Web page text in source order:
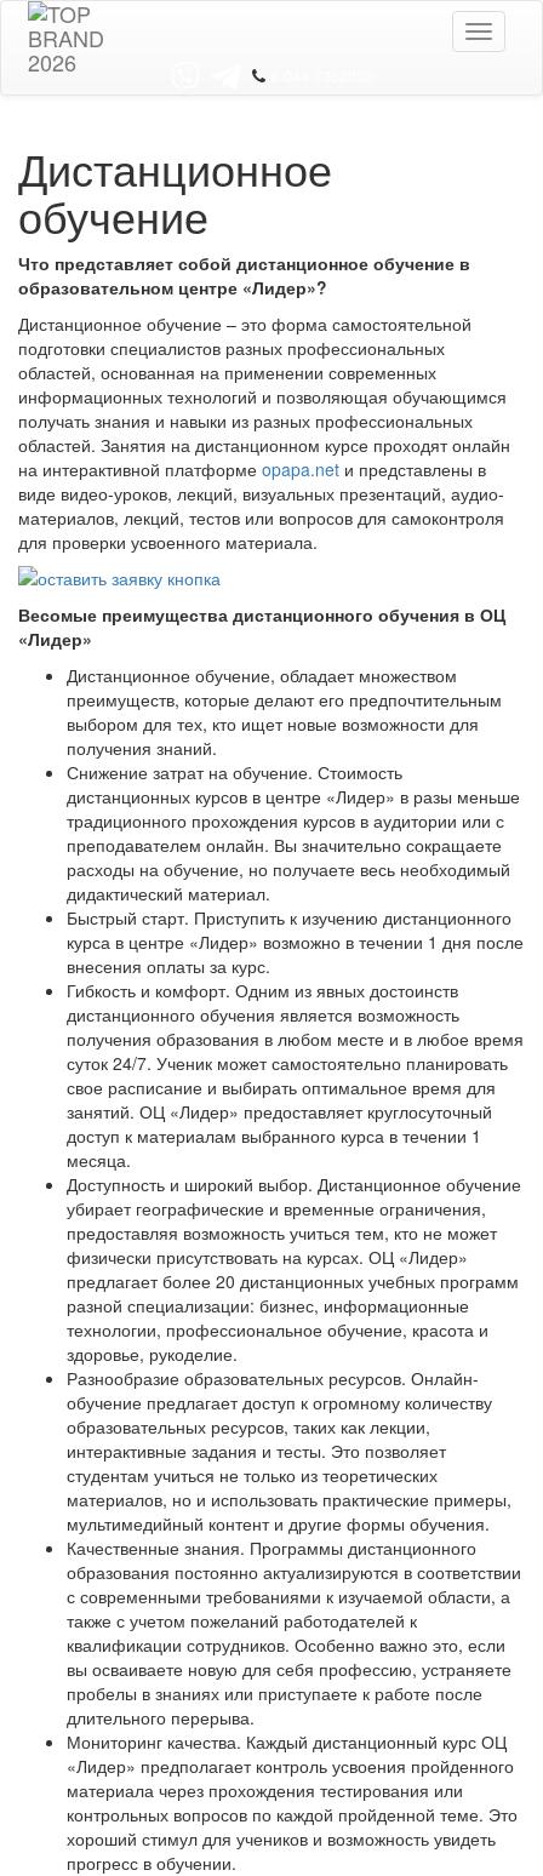
Toggle
Дистанционное
обучение
Что представляет собой дистанционное обучение в
образовательном центре «Лидер»?
Дистанционное обучение – это форма самостоятельной
подготовки специалистов разных профессиональных
областей, основанная на применении современных
информационных технологий и позволяющая обучающимся
получать знания и навыки из разных профессиональных
областей. Занятия на дистанционном курсе проходят онлайн
на интерактивной платформе opapa.net и представлены в
виде видео-уроков, лекций, визуальных презентаций, аудио-
материалов, лекций, тестов или вопросов для самоконтроля
для проверки усвоенного материала.
Весомые преимущества дистанционного обучения в ОЦ
«Лидер»
Дистанционное обучение, обладает множеством
преимуществ, которые делают его предпочтительным
выбором для тех, кто ищет новые возможности для
получения знаний.
Снижение затрат на обучение. Стоимость
дистанционных курсов в центре «Лидер» в разы меньше
традиционного прохождения курсов в аудитории или с
преподавателем онлайн. Вы значительно сокращаете
расходы на обучение, но получаете весь необходимый
дидактический материал.
Быстрый старт. Приступить к изучению дистанционного
курса в центре «Лидер» возможно в течении 1 дня после
внесения оплаты за курс.
Гибкость и комфорт. Одним из явных достоинств
дистанционного обучения является возможность
получения образования в любом месте и в любое время
суток 24/7. Ученик может самостоятельно планировать
свое расписание и выбирать оптимальное время для
занятий. ОЦ «Лидер» предоставляет круглосуточный
доступ к материалам выбранного курса в течении 1
месяца.
Доступность и широкий выбор. Дистанционное обучение
убирает географические и временные ограничения,
предоставляя возможность учиться тем, кто не может
физически присутствовать на курсах. ОЦ «Лидер»
предлагает более 20 дистанционных учебных программ
разной специализации: бизнес, информационные
технологии, профессиональное обучение, красота и
здоровье, рукоделие.
Разнообразие образовательных ресурсов. Онлайн-
обучение предлагает доступ к огромному количеству
образовательных ресурсов, таких как лекции,
интерактивные задания и тесты. Это позволяет
студентам учиться не только из теоретических
материалов, но и использовать практические примеры,
мультимедийный контент и другие формы обучения.
Качественные знания. Программы дистанционного
образования постоянно актуализируются в соответствии
с современными требованиями к изучаемой области, а
также с учетом пожеланий работодателей к
квалификации сотрудников. Особенно важно это, если
вы осваиваете новую для себя профессию, устраняете
пробелы в знаниях или приступаете к работе после
длительного перерыва.
Мониторинг качества. Каждый дистанционный курс ОЦ
«Лидер» предполагает контроль усвоения пройденного
материала через прохождения тестирования или
контрольных вопросов по каждой пройденной теме. Это
хороший стимул для учеников и возможность увидеть
прогресс в обучении.